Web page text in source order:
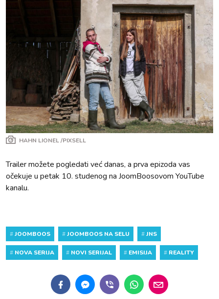
HAHN LIONEL /PIXSELL
Trailer možete pogledati već danas, a prva epizoda vas
očekuje u petak 10. studenog na JoomBoosovom YouTube
kanalu.
#JOOMBOOS #JOOMBOOS NA SELU #JNS
# NOVA SERIJA # NOVI SERIJAL # EMISIJA # REALITY